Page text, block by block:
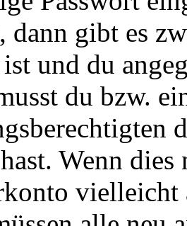
dann gibt es
und du
du bzw.
Wenn